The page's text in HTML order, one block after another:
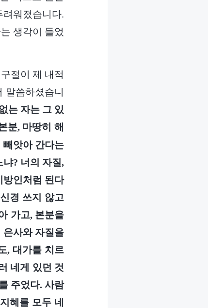
워졌습니다.
생각이 들었
절이 제 내적
말씀하셨습니
는 자는 그 있
분, 마땅히 해
빼앗아 간다는
? 너의 자질,
방인처럼 된다
경 쓰지 않고
가고, 본분을
은사와 자질을
, 대가를 치르
네게 있던 것
주었다. 사람
혜를 모두 네